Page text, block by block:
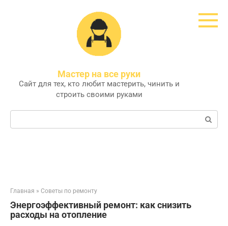
Мастер на все руки
Сайт для тех, кто любит мастерить, чинить и
строить своими руками
Поиск:
Главная » Советы по ремонту
Энергоэффективный ремонт: как снизить
расходы на отопление